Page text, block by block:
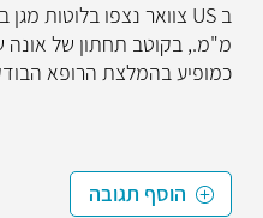
כמופיע בהמלצת הרופא
הוסף תגובה